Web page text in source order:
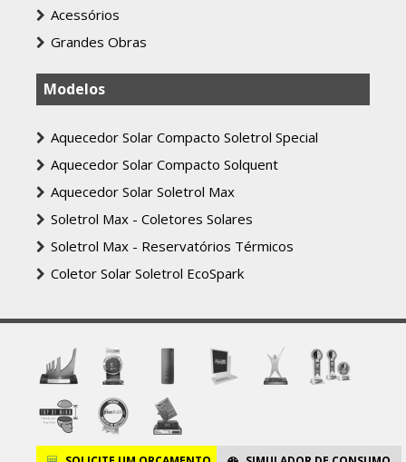
Acessórios
Grandes Obras
Modelos
Aquecedor Solar Compacto Soletrol Special
Aquecedor Solar Compacto Solquent
Aquecedor Solar Soletrol Max
Soletrol Max - Coletores Solares
Soletrol Max - Reservatórios Térmicos
Coletor Solar Soletrol EcoSpark